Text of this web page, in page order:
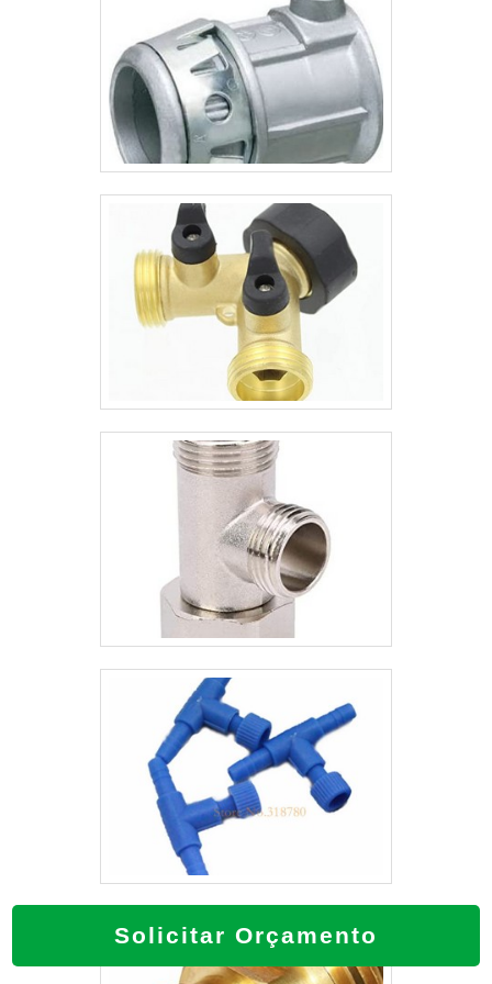
sociais e altamente qualificada, padrões
possíveis por contar com escritório de alta
qualidade onde são realizadas as atividades
e estrutura suficiente para atender todas
as demandas. Esses fatores, somados a
um time com colaboradores proativos e
sucesso de cada cliente de ponta a
ponta.Aproveite a visita para acessar o
nosso site e saber mais sobre a empresa,
nossos serviços e produtos. Se preferir,
entre em contato com um dos nossos
consultores e solicite um orçamento!
Solicitar Orçamento